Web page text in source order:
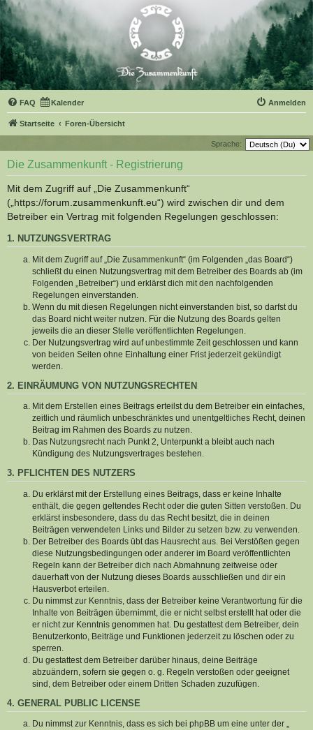
FAQ Kalender Anmelden
Startseite Foren-Übersicht
Sprache:
Die Zusammenkunft - Registrierung
Mit dem Zugriff auf „Die Zusammenkunft“
(„https://forum.zusammenkunft.eu“) wird zwischen dir und dem
Betreiber ein Vertrag mit folgenden Regelungen geschlossen:
1. NUTZUNGSVERTRAG
Mit dem Zugriff auf „Die Zusammenkunft“ (im Folgenden „das Board“)
schließt du einen Nutzungsvertrag mit dem Betreiber des Boards ab (im
Folgenden „Betreiber“) und erklärst dich mit den nachfolgenden
Regelungen einverstanden.
Wenn du mit diesen Regelungen nicht einverstanden bist, so darfst du
das Board nicht weiter nutzen. Für die Nutzung des Boards gelten
jeweils die an dieser Stelle veröffentlichten Regelungen.
Der Nutzungsvertrag wird auf unbestimmte Zeit geschlossen und kann
von beiden Seiten ohne Einhaltung einer Frist jederzeit gekündigt
werden.
2. EINRÄUMUNG VON NUTZUNGSRECHTEN
Mit dem Erstellen eines Beitrags erteilst du dem Betreiber ein einfaches,
zeitlich und räumlich unbeschränktes und unentgeltliches Recht, deinen
Beitrag im Rahmen des Boards zu nutzen.
Das Nutzungsrecht nach Punkt 2, Unterpunkt a bleibt auch nach
Kündigung des Nutzungsvertrages bestehen.
3. PFLICHTEN DES NUTZERS
Du erklärst mit der Erstellung eines Beitrags, dass er keine Inhalte
enthält, die gegen geltendes Recht oder die guten Sitten verstoßen. Du
erklärst insbesondere, dass du das Recht besitzt, die in deinen
Beiträgen verwendeten Links und Bilder zu setzen bzw. zu verwenden.
Der Betreiber des Boards übt das Hausrecht aus. Bei Verstößen gegen
diese Nutzungsbedingungen oder anderer im Board veröffentlichten
Regeln kann der Betreiber dich nach Abmahnung zeitweise oder
dauerhaft von der Nutzung dieses Boards ausschließen und dir ein
Hausverbot erteilen.
Du nimmst zur Kenntnis, dass der Betreiber keine Verantwortung für die
Inhalte von Beiträgen übernimmt, die er nicht selbst erstellt hat oder die
er nicht zur Kenntnis genommen hat. Du gestattest dem Betreiber, dein
Benutzerkonto, Beiträge und Funktionen jederzeit zu löschen oder zu
sperren.
Du gestattest dem Betreiber darüber hinaus, deine Beiträge
abzuändern, sofern sie gegen o. g. Regeln verstoßen oder geeignet
sind, dem Betreiber oder einem Dritten Schaden zuzufügen.
4. GENERAL PUBLIC LICENSE
Du nimmst zur Kenntnis, dass es sich bei phpBB um eine unter der „